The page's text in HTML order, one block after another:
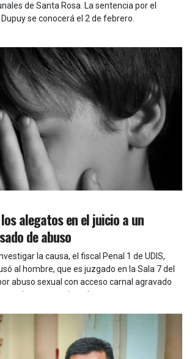
de Santa Rosa. La sentencia por el
se conocerá el 2 de febrero.
alegatos en el juicio a un
de abuso
la causa, el fiscal Penal 1 de UDIS,
al hombre, que es juzgado en la Sala 7 del
abuso sexual con acceso carnal agravado
existente continuado.